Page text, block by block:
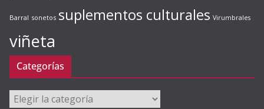
Barral sonetos suplementos culturales Virumbrales
viñeta
Categorías
Categorías